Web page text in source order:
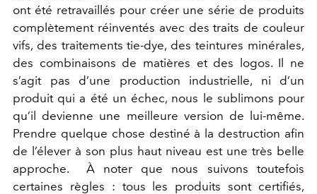
ont été retravaillés pour créer une série de produits
complètement réinventés avec des traits de couleur
vifs, des traitements tie-dye, des teintures minérales,
des combinaisons de matières et des logos. Il ne
s’agit pas d’une production industrielle, ni d’un
produit qui a été un échec, nous le sublimons pour
qu’il devienne une meilleure version de lui-même.
Prendre quelque chose destiné à la destruction afin
de l’élever à son plus haut niveau est une très belle
approche.
À noter que nous suivons toutefois
certaines règles : tous les produits sont certifiés,